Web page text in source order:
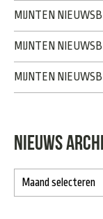
MIJNTEN
MIJNTEN
MIJNTEN
NIEUWS